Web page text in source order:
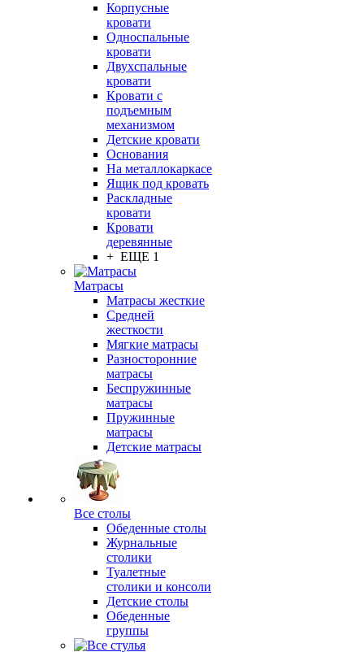
Корпусные
кровати
Односпальные
кровати
Двухспальные
кровати
Кровати с
подъемным
механизмом
Детские кровати
Основания
На металлокаркасе
Ящик под кровать
Раскладные
кровати
Кровати
деревянные
+ ЕЩЕ 1
Матрасы
Матрасы жесткие
Средней
жесткости
Мягкие матрасы
Разносторонние
матрасы
Беспружинные
матрасы
Пружинные
матрасы
Детские матрасы
Все столы
Обеденные столы
Журнальные
столики
Туалетные
столики и консоли
Детские столы
Обеденные
группы